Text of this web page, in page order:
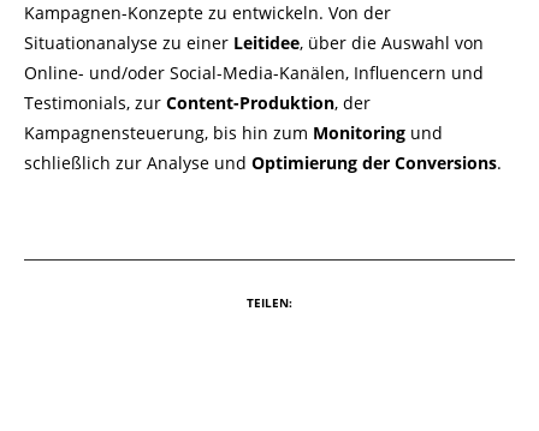
Kampagnen-Konzepte zu entwickeln. Von der
Situationanalyse zu einer Leitidee, über die Auswahl von
Online- und/oder Social-Media-Kanälen, Influencern und
Testimonials, zur Content-Produktion, der
Kampagnensteuerung, bis hin zum Monitoring und
schließlich zur Analyse und Optimierung der Conversions.
TEILEN: